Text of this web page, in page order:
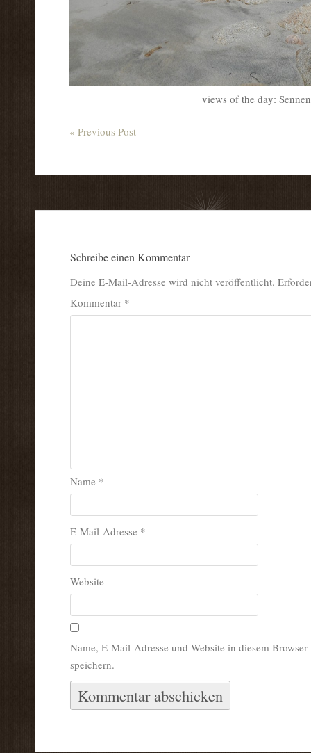
views of the day:
« Previous Post
Schreibe einen Kommentar
Deine E-Mail-Adresse wird nicht veröffentlicht.
Kommentar *
Name *
E-Mail-Adresse *
Website
Name, E-Mail-Adresse und Website in diesem
speichern.